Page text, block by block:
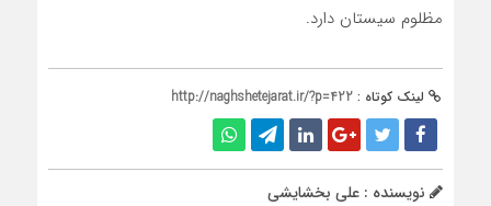
مظلوم سیستان دارد.
لینک کوتاه : http://naghshetejarat.ir/?p=422
نویسنده : علی بخشایشی